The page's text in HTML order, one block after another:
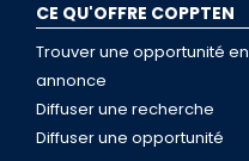
CE QU'OFFRE COPPTEN
Trouver une opportunité en
annonce
Diffuser une recherche
Diffuser une opportunité